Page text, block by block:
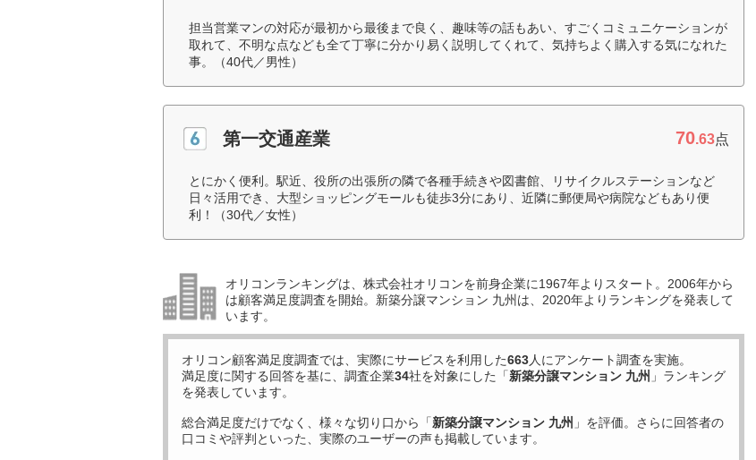
担当営業マンの対応が最初から最後まで良く、趣味等の話もあい、すごくコミュニケーションが
取れて、不明な点なども全て丁寧に分かり易く説明してくれて、気持ちよく購入する気になれた
事。（40代／男性）
第一交通産業 70.63点
とにかく便利。駅近、役所の出張所の隣で各種手続きや図書館、リサイクルステーションなど
日々活用でき、大型ショッピングモールも徒歩3分にあり、近隣に郵便局や病院などもあり便
利！（30代／女性）
オリコンランキングは、株式会社オリコンを前身企業に1967年よりスタート。2006年から
は顧客満足度調査を開始。新築分譲マンション 九州は、2020年よりランキングを発表して
います。
オリコン顧客満足度調査では、実際にサービスを利用した663人にアンケート調査を実施。
満足度に関する回答を基に、調査企業34社を対象にした「新築分譲マンション 九州 」ランキング
を発表しています。
総合満足度だけでなく、様々な切り口から「新築分譲マンション 九州 」を評価。さらに回答者の
口コミや評判といった、実際のユーザーの声も掲載しています。